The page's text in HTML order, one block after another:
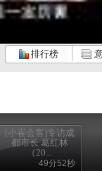
排行榜
[小崔会客]专访成
都市长 葛红林
（20...
49分52秒